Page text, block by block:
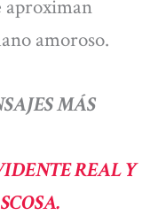
aproximan
amoroso.
MÁS
REAL Y